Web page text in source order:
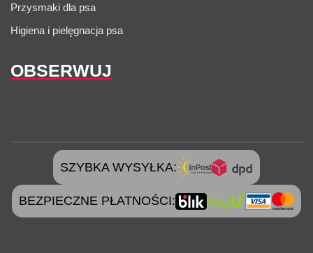
Przysmaki dla psa
Higiena i pielęgnacja psa
OBSERWUJ
SZYBKA WYSYŁKA:
BEZPIECZNE PŁATNOŚCI: